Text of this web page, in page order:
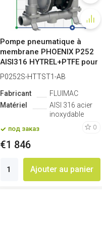
Pompe pneumatique à
membrane PHOENIX P252
AISI316 HYTREL+PTFE pour
acide nitr...
P0252S-HTTST1-AB
Fabricant
FLUIMAC
Matériel
AISI 316 acier
inoxydable
под заказ 0
€1 846
Ajouter au panier